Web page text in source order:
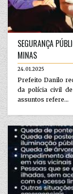
SEGURANÇA
MINAS
24.01.2025
Prefeito Danilo
da polícia civil
assuntos refere...